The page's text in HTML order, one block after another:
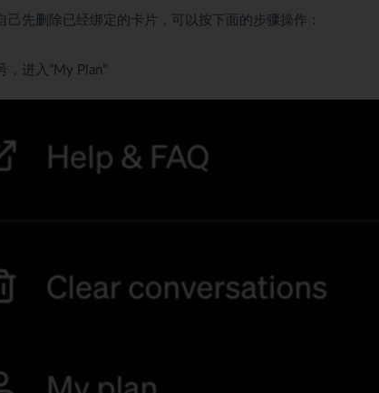
己先删除已经绑定的卡片，可以按下面的步骤操作：
，进入“My Plan”